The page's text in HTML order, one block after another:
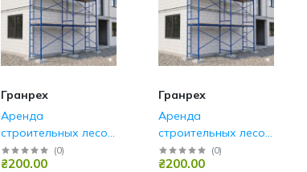
Гранрех
Аренда
строительных лесов
Васильков
(0)
₴200.00
Гранрех
Аренда
строительных лесов
Вишневое(0)
₴200.00